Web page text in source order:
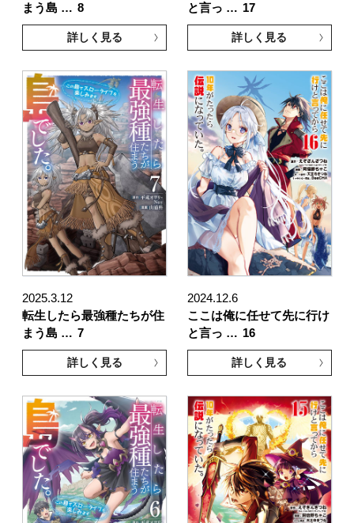
まう島 … 8
詳しく見る
と言っ … 17
詳しく見る
2025.3.12
転生したら最強種たちが住
まう島 … 7
詳しく見る
2024.12.6
ここは俺に任せて先に行け
と言っ … 16
詳しく見る